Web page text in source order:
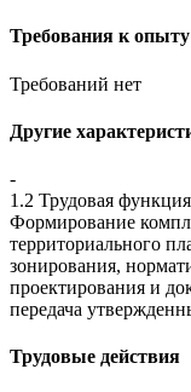
Требования к
Требований нет
Другие
-
1.2 Трудовая функция
Формирование
территориального
зонирования,
проектирования и
передача
Трудовые действия